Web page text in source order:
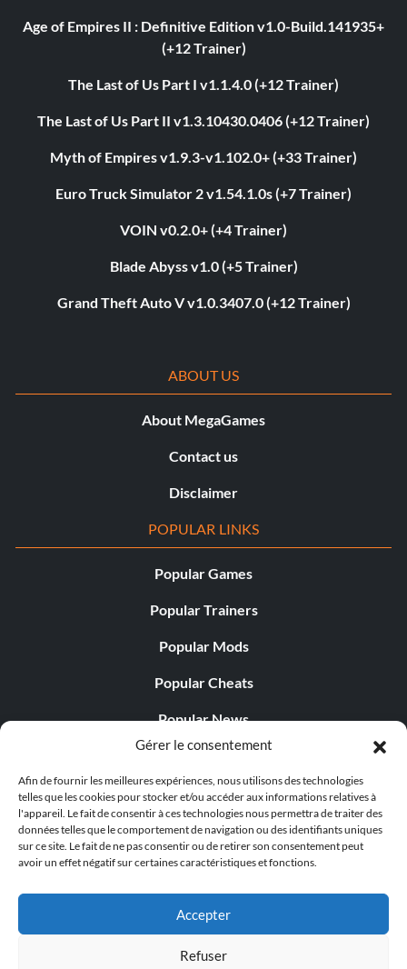
Gérer le consentement
Afin de fournir les meilleures expériences, nous utilisons des technologies
telles que les cookies pour stocker et/ou accéder aux informations relatives à
l'appareil. Le fait de consentir à ces technologies nous permettra de traiter des
données telles que le comportement de navigation ou des identifiants uniques
sur ce site. Le fait de ne pas consentir ou de retirer son consentement peut
avoir un effet négatif sur certaines caractéristiques et fonctions.
Accepter
Refuser
Age of Empires II : Definitive Edition v1.0-Build.141935+
(+12 Trainer)
The Last of Us Part I v1.1.4.0 (+12 Trainer)
The Last of Us Part II v1.3.10430.0406 (+12 Trainer)
Myth of Empires v1.9.3-v1.102.0+ (+33 Trainer)
Euro Truck Simulator 2 v1.54.1.0s (+7 Trainer)
VOIN v0.2.0+ (+4 Trainer)
Blade Abyss v1.0 (+5 Trainer)
Grand Theft Auto V v1.0.3407.0 (+12 Trainer)
ABOUT US
About MegaGames
Contact us
Disclaimer
POPULAR LINKS
Popular Games
Popular Trainers
Popular Mods
Popular Cheats
Popular News
Popular Editorials
Popular Free Games
LATEST UPDATES